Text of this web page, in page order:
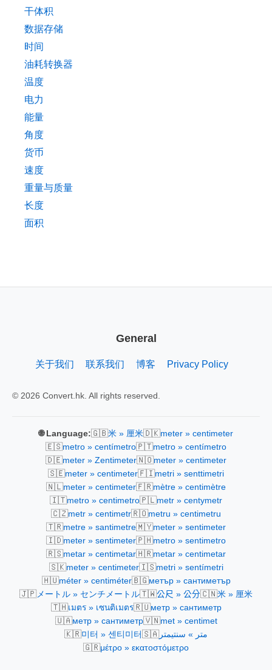
干体积
数据存储
时间
油耗转换器
温度
电力
能量
角度
货币
速度
重量与质量
长度
面积
General
关于我们 联系我们 博客 Privacy Policy
© 2026 Convert.hk. All rights reserved.
🌐 Language:🇬🇧米 » 厘米🇩🇰meter » centimeter
🇪🇸metro » centímetro🇵🇹metro » centímetro
🇩🇪meter » Zentimeter🇳🇴meter » centimeter
🇸🇪meter » centimeter🇫🇮metri » senttimetri
🇳🇱meter » centimeter🇫🇷mètre » centimètre
🇮🇹metro » centimetro🇵🇱metr » centymetr
🇨🇿metr » centimetr🇷🇴metru » centimetru
🇹🇷metre » santimetre🇲🇾meter » sentimeter
🇮🇩meter » sentimeter🇵🇭metro » sentimetro
🇷🇸metar » centimetar🇭🇷metar » centimetar
🇸🇰meter » centimeter🇮🇸metri » sentímetri
🇭🇺méter » centiméter🇧🇬метър » сантиметър
🇯🇵メートル » センチメートル🇹🇼公尺 » 公分🇨🇳米 » 厘米
🇹🇭เมตร » เซนติเมตร🇷🇺метр » сантиметр
🇺🇦метр » сантиметр🇻🇳met » centimet
🇰🇷미터 » 센티미터 🇸🇦متر » سنتيمتر
🇬🇷μέτρο » εκατοστόμετρο